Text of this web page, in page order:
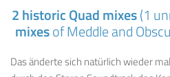
2 historic Quad mixes(1
mixesof Meddle and
Das änderte sich natürlich wieder